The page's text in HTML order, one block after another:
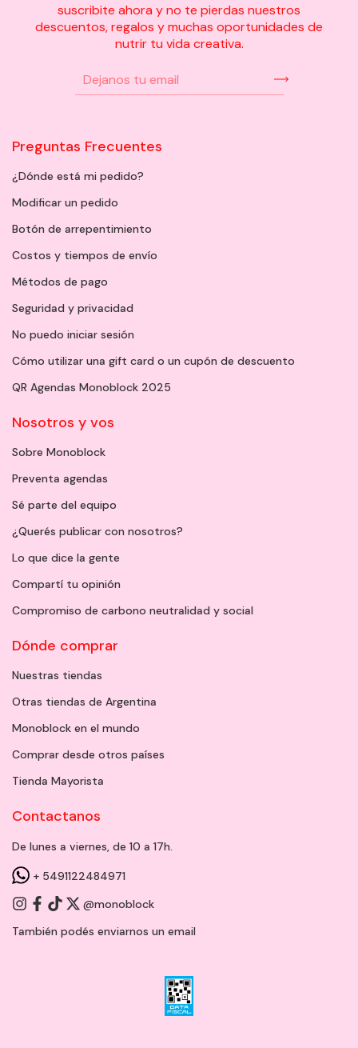
suscribite ahora y no te pierdas nuestros
descuentos, regalos y muchas oportunidades de
nutrir tu vida creativa.
Preguntas Frecuentes
¿Dónde está mi pedido?
Modificar un pedido
Botón de arrepentimiento
Costos y tiempos de envío
Métodos de pago
Seguridad y privacidad
No puedo iniciar sesión
Cómo utilizar una gift card o un cupón de descuento
QR Agendas Monoblock 2025
Nosotros y vos
Sobre Monoblock
Preventa agendas
Sé parte del equipo
¿Querés publicar con nosotros?
Lo que dice la gente
Compartí tu opinión
Compromiso de carbono neutralidad y social
Dónde comprar
Nuestras tiendas
Otras tiendas de Argentina
Monoblock en el mundo
Comprar desde otros países
Tienda Mayorista
Contactanos
De lunes a viernes, de 10 a 17h.
+ 5491122484971
@monoblock
También podés enviarnos un email